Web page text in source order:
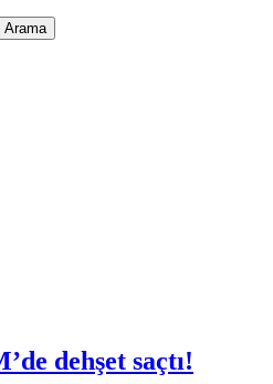
dehşet saçtı!